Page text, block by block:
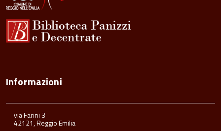
Informazioni
via Farini 3
42121, Reggio Emilia